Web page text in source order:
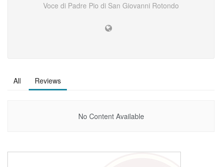
Voce di Padre Pio di San Giovanni Rotondo
All Reviews
No Content Available